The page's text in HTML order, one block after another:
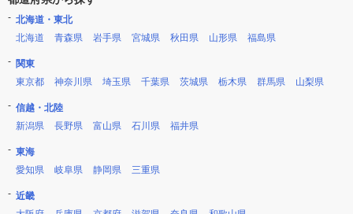
北海道・東北
北海道
青森県 岩手県 宮城県 秋田県 山形県 福島県
関東
東京都
神奈川県 埼玉県 千葉県 茨城県 栃木県 群馬県 山梨県
信越・北陸
新潟県
長野県 富山県 石川県 福井県
東海
愛知県
岐阜県 静岡県 三重県
近畿